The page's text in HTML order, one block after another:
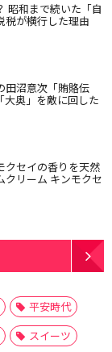
昭和まで続いた「自
税が横行した理由
田沼意次「賄賂伝
大奥」を敵に回した
クセイの香りを天然
クリーム キンモクセ
平安時代
スイーツ